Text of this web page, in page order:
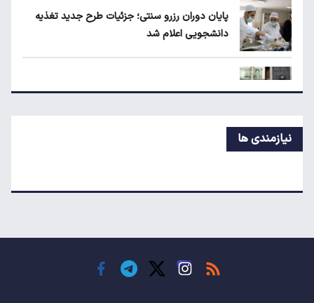
سهمیه بنزین خودروهای فرسوده قطع می‌شود؟
پایان دوران رزرو سنتی؛ جزئیات طرح جدید تغذیه
دانشجویی اعلام شد
کسری بودجه چگونه نرخ تورم را بالا می‌برد؟
نیازمندی ها